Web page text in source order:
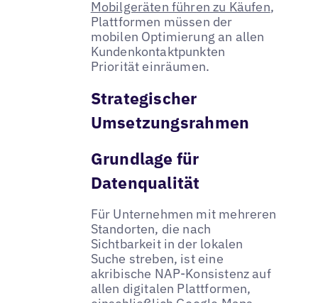
Mobilgeräten führen zu Käufen,
Plattformen müssen der
mobilen Optimierung an allen
Kundenkontaktpunkten
Priorität einräumen.
Strategischer
Umsetzungsrahmen
Grundlage für
Datenqualität
Für Unternehmen mit mehreren
Standorten, die nach
Sichtbarkeit in der lokalen
Suche streben, ist eine
akribische NAP-Konsistenz auf
allen digitalen Plattformen,